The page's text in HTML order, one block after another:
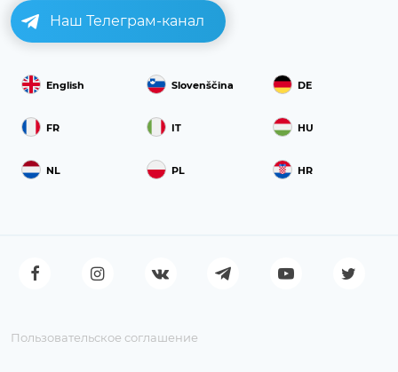
Наш Телеграм-канал
English Slovenščina DE
FR IT HU
NL PL HR
Пользовательское соглашение